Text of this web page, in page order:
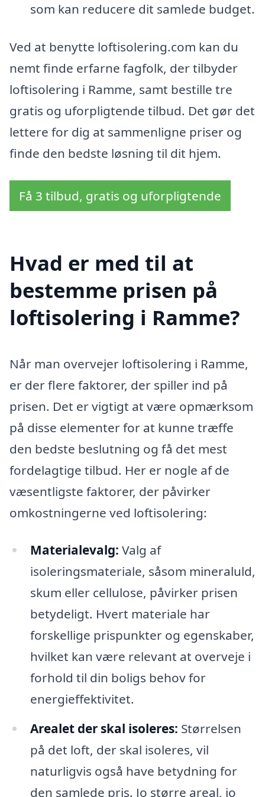
som kan reducere dit samlede budget.
Ved at benytte loftisolering.com kan du
nemt finde erfarne fagfolk, der tilbyder
loftisolering i Ramme, samt bestille tre
gratis og uforpligtende tilbud. Det gør det
lettere for dig at sammenligne priser og
finde den bedste løsning til dit hjem.
Få 3 tilbud, gratis og uforpligtende
Hvad er med til at
bestemme prisen på
loftisolering i Ramme?
Når man overvejer loftisolering i Ramme,
er der flere faktorer, der spiller ind på
prisen. Det er vigtigt at være opmærksom
på disse elementer for at kunne træffe
den bedste beslutning og få det mest
fordelagtige tilbud. Her er nogle af de
væsentligste faktorer, der påvirker
omkostningerne ved loftisolering:
Materialevalg: Valg af
isoleringsmateriale, såsom mineraluld,
skum eller cellulose, påvirker prisen
betydeligt. Hvert materiale har
forskellige prispunkter og egenskaber,
hvilket kan være relevant at overveje i
forhold til din boligs behov for
energieffektivitet.
Arealet der skal isoleres: Størrelsen
på det loft, der skal isoleres, vil
naturligvis også have betydning for
den samlede pris. Jo større areal, jo